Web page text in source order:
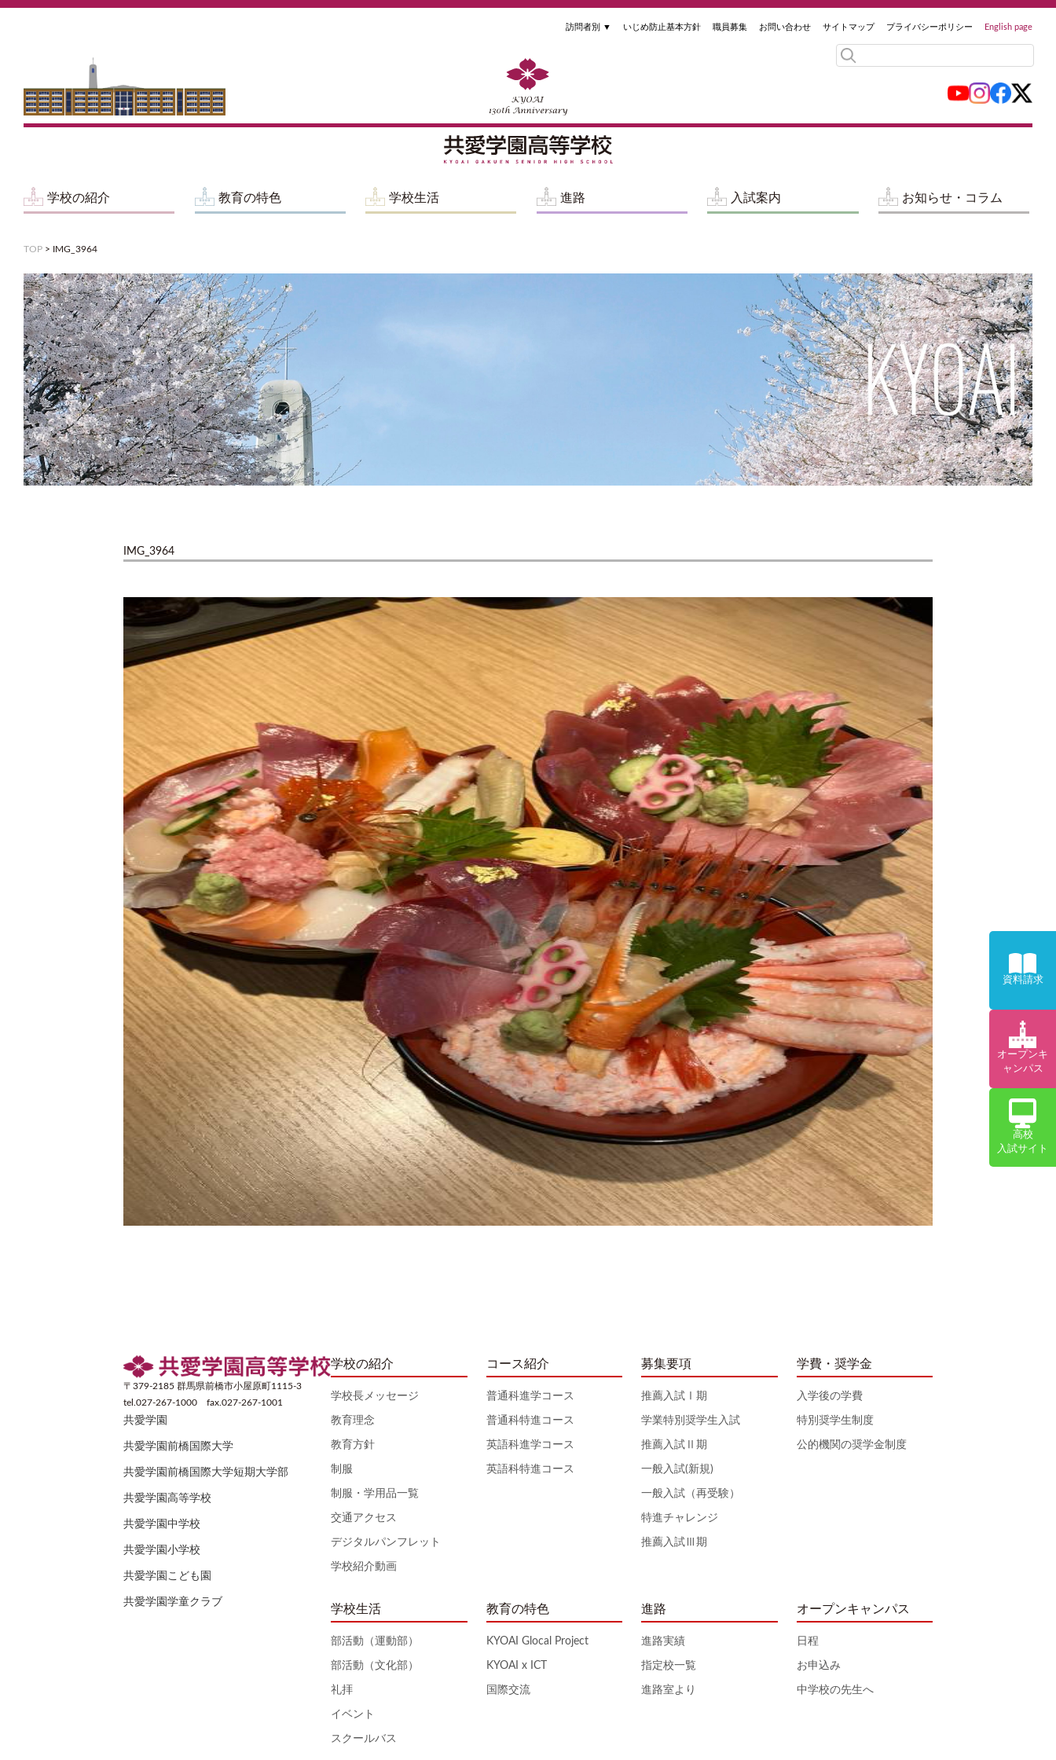
訪問者別 ▼ いじめ防止基本方針 職員募集 お問い合わせ サイトマップ プライバシーポリシー English page
学校の紹介 教育の特色 学校生活 進路 入試案内 お知らせ・コラム
TOP > IMG_3964
IMG_3964
〒379-2185 群馬県前橋市小屋原町1115-3
tel.027-267-1000 fax.027-267-1001
共愛学園
共愛学園前橋国際大学
共愛学園前橋国際大学短期大学部
共愛学園高等学校
共愛学園中学校
共愛学園小学校
共愛学園こども園
共愛学園学童クラブ
学校の紹介
学校長メッセージ
教育理念
教育方針
制服
制服・学用品一覧
交通アクセス
デジタルパンフレット
学校紹介動画
学校生活
部活動（運動部）
部活動（文化部）
礼拝
イベント
スクールバス
コース紹介
普通科進学コース
普通科特進コース
英語科進学コース
英語科特進コース
教育の特色
KYOAI Glocal Project
KYOAI x ICT
国際交流
募集要項
推薦入試Ⅰ期
学業特別奨学生入試
推薦入試Ⅱ期
一般入試(新規)
一般入試（再受験）
特進チャレンジ
推薦入試Ⅲ期
進路
進路実績
指定校一覧
進路室より
学費・奨学金
入学後の学費
特別奨学生制度
公的機関の奨学金制度
オープンキャンパス
日程
お申込み
中学校の先生へ
資料請求
オープンキ
ャンパス
高校
入試サイト